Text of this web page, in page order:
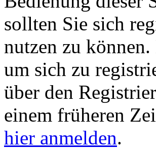
sollten Sie sich
nutzen zu
um sich zu
über den
einem früheren
hier anmelden.